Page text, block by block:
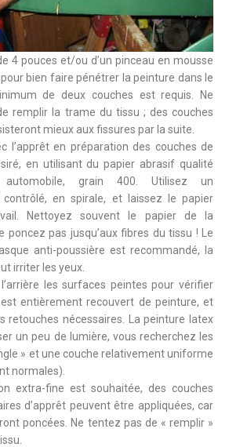
4 pouces et/ou d’un pinceau en mousse
bien faire pénétrer la peinture dans le
de deux couches est requis. Ne
remplir la trame du tissu ; des couches
mieux aux fissures par la suite.
l’apprêt en préparation des couches de
en utilisant du papier abrasif qualité
automobile, grain 400. Utilisez un
contrôlé, en spirale, et laissez le papier
Nettoyez souvent le papier de la
poncez pas jusqu’aux fibres du tissu ! Le
anti-poussière est recommandé, la
irriter les yeux.
les surfaces peintes pour vérifier
entièrement recouvert de peinture, et
retouches nécessaires. La peinture latex
un peu de lumière, vous recherchez les
» et une couche relativement uniforme
normales).
extra-fine est souhaitée, des couches
d’apprêt peuvent être appliquées, car
poncées. Ne tentez pas de « remplir »